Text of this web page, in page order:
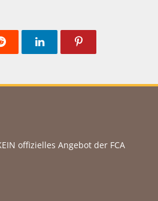
offizielles Angebot der FCA